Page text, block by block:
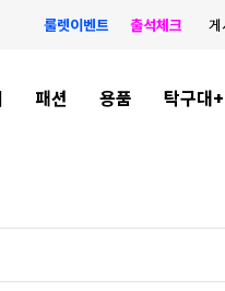
룰렛이벤트 출석체크 게
패션 용품 탁구대+